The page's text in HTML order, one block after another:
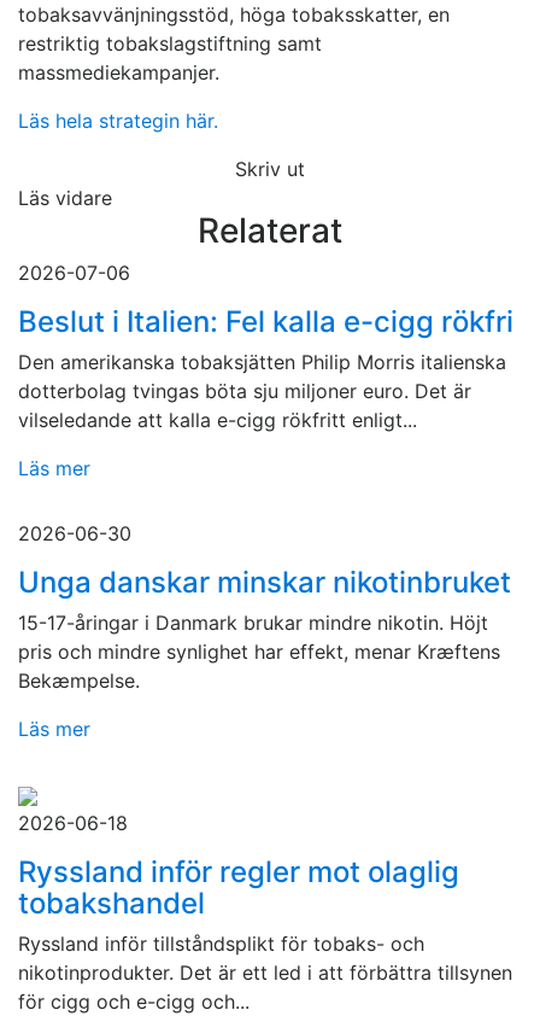
tobaksavvänjningsstöd, höga tobaksskatter, en
restriktig tobakslagstiftning samt
massmediekampanjer.
Läs hela strategin här.
Skriv ut
Läs vidare
Relaterat
2026-07-06
Beslut i Italien: Fel kalla e-cigg rökfri
Den amerikanska tobaksjätten Philip Morris italienska
dotterbolag tvingas böta sju miljoner euro. Det är
vilseledande att kalla e-cigg rökfritt enligt...
Läs mer
2026-06-30
Unga danskar minskar nikotinbruket
15-17-åringar i Danmark brukar mindre nikotin. Höjt
pris och mindre synlighet har effekt, menar Kræftens
Bekæmpelse.
Läs mer
2026-06-18
Ryssland inför regler mot olaglig
tobakshandel
Ryssland inför tillståndsplikt för tobaks- och
nikotinprodukter. Det är ett led i att förbättra tillsynen
för cigg och e-cigg och...